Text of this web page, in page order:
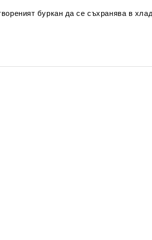
буркан да се съхранява в